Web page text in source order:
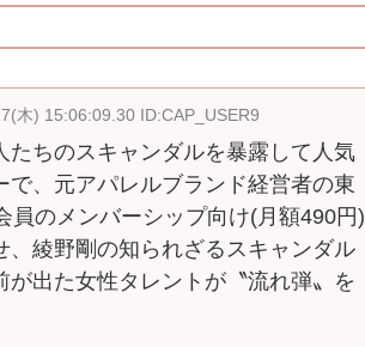
木) 15:06:09.30 ID:CAP_USER9
たちのスキャンダルを暴露して人気
で、元アパレルブランド経営者の東
員のメンバーシップ向け(月額490円)
、綾野剛の知られざるスキャンダル
が出た女性タレントが〝流れ弾〟を